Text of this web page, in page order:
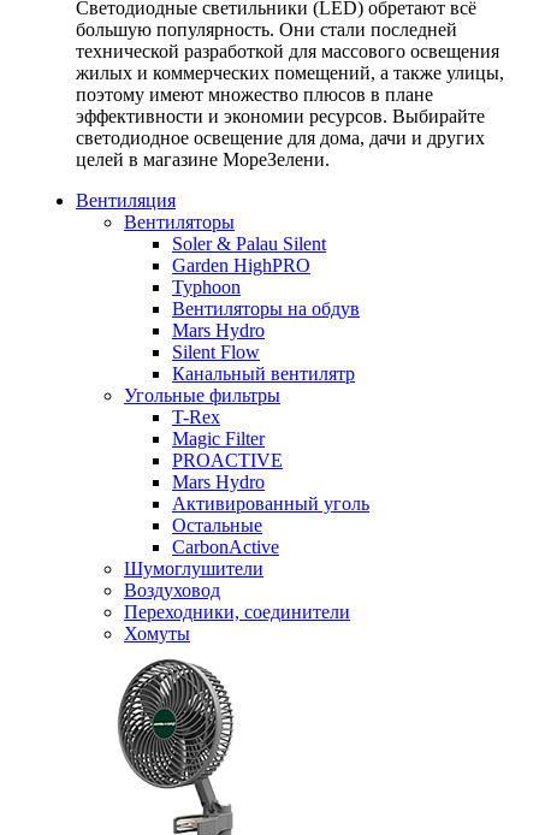
Светодиодные светильники (LED) обретают всё
большую популярность. Они стали последней
технической разработкой для массового освещения
жилых и коммерческих помещений, а также улицы,
поэтому имеют множество плюсов в плане
эффективности и экономии ресурсов. Выбирайте
светодиодное освещение для дома, дачи и других
целей в магазине МореЗелени.
Вентиляция
Вентиляторы
Soler & Palau Silent
Garden HighPRO
Typhoon
Вентиляторы на обдув
Mars Hydro
Silent Flow
Канальный вентилятр
Угольные фильтры
T-Rex
Magic Filter
PROACTIVE
Mars Hydro
Активированный уголь
Остальные
CarbonActive
Шумоглушители
Воздуховод
Переходники, соединители
Хомуты